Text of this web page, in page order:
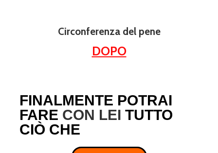
Circonferenza del pene
DOPO
FINALMENTE POTRAI
FARE CON LEI TUTTO
CIÒ CHE